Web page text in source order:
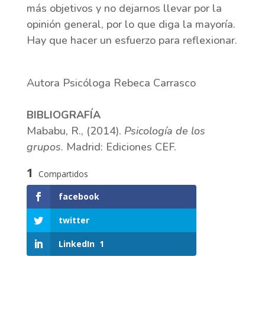
más objetivos y no dejarnos llevar por la
opinión general, por lo que diga la mayoría.
Hay que hacer un esfuerzo para reflexionar.
Autora Psicóloga Rebeca Carrasco
BIBLIOGRAFÍA
Mababu, R., (2014). Psicología de los
grupos. Madrid: Ediciones CEF.
1
Compartidos
facebook
twitter
LinkedIn 1